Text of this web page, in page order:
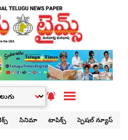
సినిమా టాపిక్స్ స్పెషల్ న్యూస్